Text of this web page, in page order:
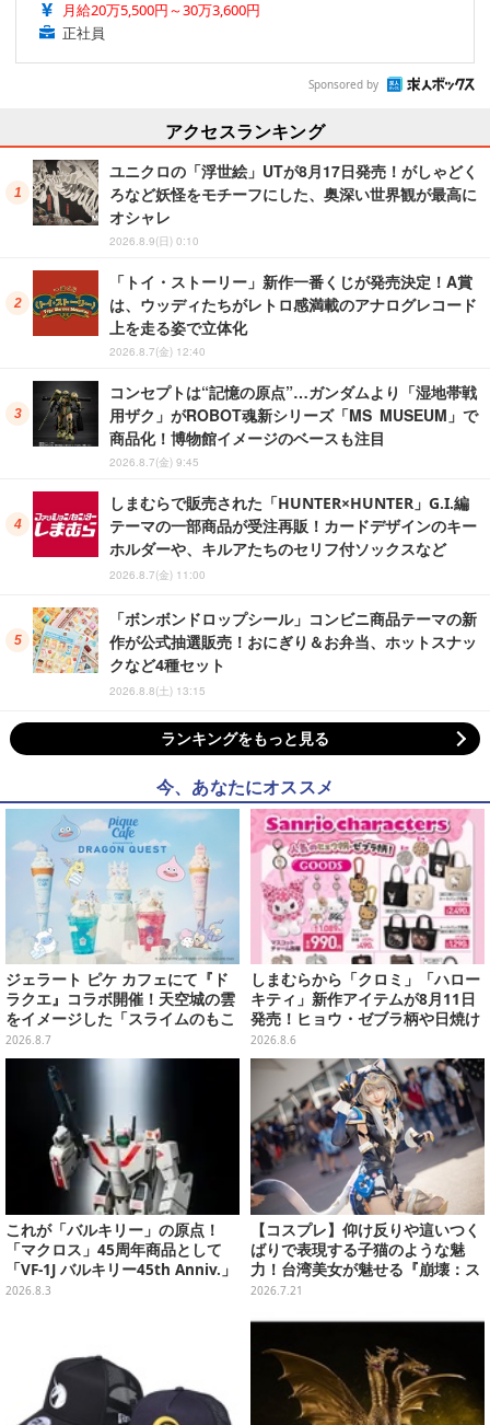
月給20万5,500円～30万3,600円
正社員
Sponsored by
アクセスランキング
ユニクロの「浮世絵」UTが8月17日発売！がしゃどく
ろなど妖怪をモチーフにした、奥深い世界観が最高に
オシャレ
2026.8.9(日) 0:10
「トイ・ストーリー」新作一番くじが発売決定！A賞
は、ウッディたちがレトロ感満載のアナログレコード
上を走る姿で立体化
2026.8.7(金) 12:40
コンセプトは“記憶の原点”…ガンダムより「湿地帯戦
用ザク」がROBOT魂新シリーズ「MS MUSEUM」で
商品化！博物館イメージのベースも注目
2026.8.7(金) 9:45
しまむらで販売された「HUNTER×HUNTER」G.I.編
テーマの一部商品が受注再販！カードデザインのキー
ホルダーや、キルアたちのセリフ付ソックスなど
2026.8.7(金) 11:00
「ボンボンドロップシール」コンビニ商品テーマの新
作が公式抽選販売！おにぎり＆お弁当、ホットスナッ
クなど4種セット
2026.8.8(土) 13:15
ランキングをもっと見る
今、あなたにオススメ
ジェラート ピケ カフェにて『ド
ラクエ』コラボ開催！天空城の雲
をイメージした「スライムのもこ
もこ天空クレープ」などを提供
2026.8.7
しまむらから「クロミ」「ハロー
キティ」新作アイテムが8月11日
発売！ヒョウ・ゼブラ柄や日焼け
デザインの可愛い雑貨・アパレル
など多数
2026.8.6
これが「バルキリー」の原点！
「マクロス」45周年商品として
「VF-1J バルキリー45th Anniv.」
が予約開始
2026.8.3
【コスプレ】仰け反りや這いつく
ばりで表現する子猫のような魅
力！台湾美女が魅せる『崩壊：ス
ターレイル』サフェルの躍動感が
2026.7.21